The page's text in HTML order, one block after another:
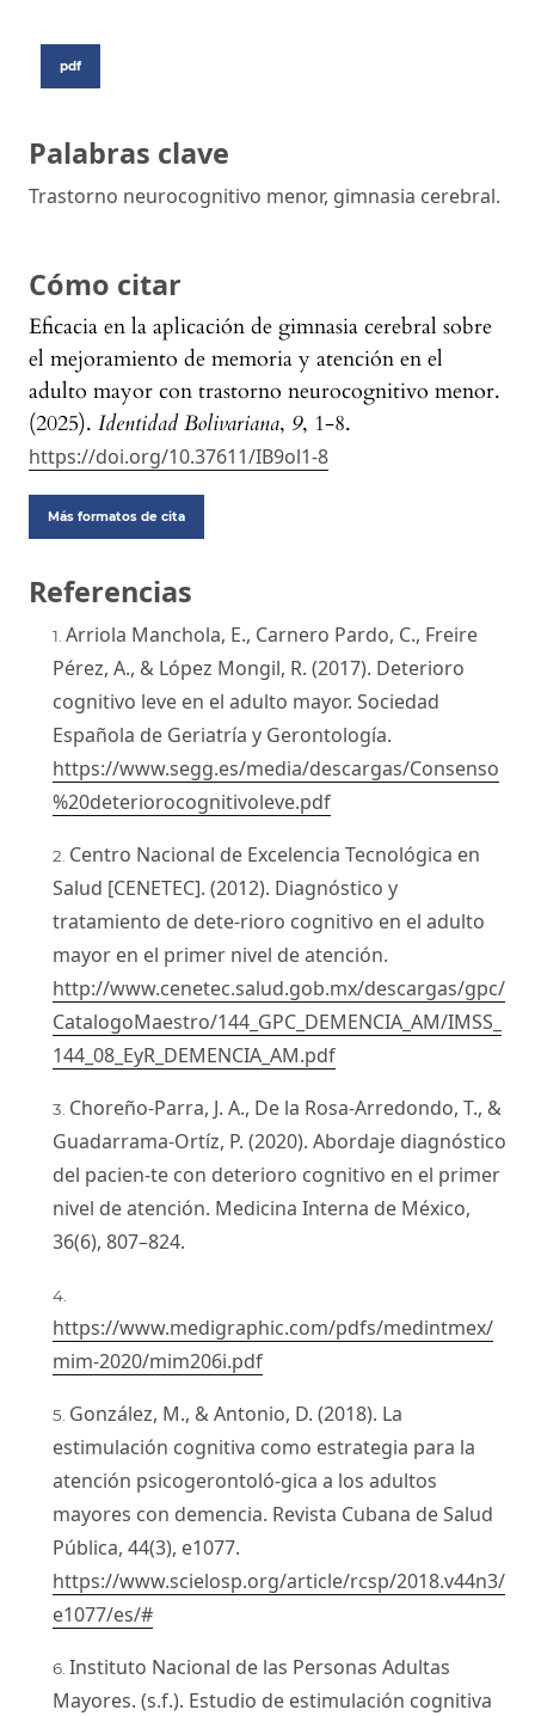
Palabras clave
Trastorno neurocognitivo menor, gimnasia cerebral.
Cómo citar
Eficacia en la aplicación de gimnasia cerebral sobre
el mejoramiento de memoria y atención en el
adulto mayor con trastorno neurocognitivo menor.
(2025). Identidad Bolivariana, 9, 1-8.
https://doi.org/10.37611/IB9ol1-8
Más formatos de cita
pdf
Referencias
Arriola Manchola, E., Carnero Pardo, C., Freire
Pérez, A., & López Mongil, R. (2017). Deterioro
cognitivo leve en el adulto mayor. Sociedad
Española de Geriatría y Gerontología.
https://www.segg.es/media/descargas/Consenso
%20deteriorocognitivoleve.pdf
Centro Nacional de Excelencia Tecnológica en
Salud [CENETEC]. (2012). Diagnóstico y
tratamiento de dete-rioro cognitivo en el adulto
mayor en el primer nivel de atención.
http://www.cenetec.salud.gob.mx/descargas/gpc/
CatalogoMaestro/144_GPC_DEMENCIA_AM/IMSS_
144_08_EyR_DEMENCIA_AM.pdf
Choreño-Parra, J. A., De la Rosa-Arredondo, T., &
Guadarrama-Ortíz, P. (2020). Abordaje diagnóstico
del pacien-te con deterioro cognitivo en el primer
nivel de atención. Medicina Interna de México,
36(6), 807–824.
https://www.medigraphic.com/pdfs/medintmex/
mim-2020/mim206i.pdf
González, M., & Antonio, D. (2018). La
estimulación cognitiva como estrategia para la
atención psicogerontoló-gica a los adultos
mayores con demencia. Revista Cubana de Salud
Pública, 44(3), e1077.
https://www.scielosp.org/article/rcsp/2018.v44n3/
e1077/es/#
Instituto Nacional de las Personas Adultas
Mayores. (s.f.). Estudio de estimulación cognitiva